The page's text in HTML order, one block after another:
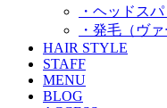
・ヘッドスパ
・発毛（ヴ
HAIR STYLE
STAFF
MENU
BLOG